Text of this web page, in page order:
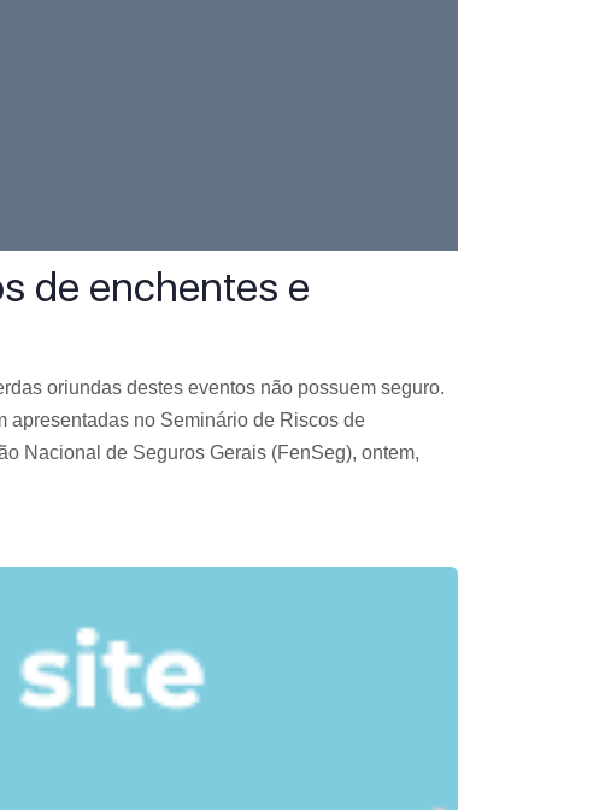
de enchentes e
oriundas destes eventos não possuem seguro.
apresentadas no Seminário de Riscos de
Nacional de Seguros Gerais (FenSeg), ontem,